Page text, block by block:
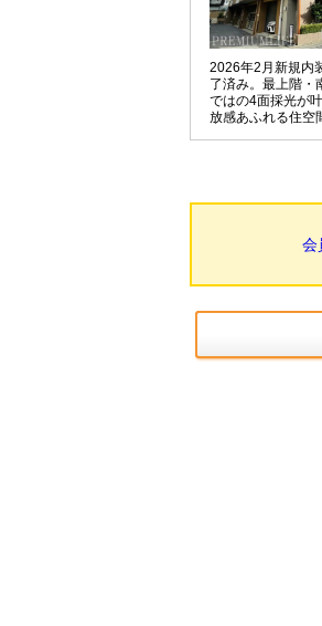
2026年2月新規内
了済み。最上階・
ではの4面採光が
放感あふれる住空
会